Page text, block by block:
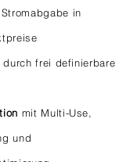
in
durch frei definierbare
mit Multi-Use,
und